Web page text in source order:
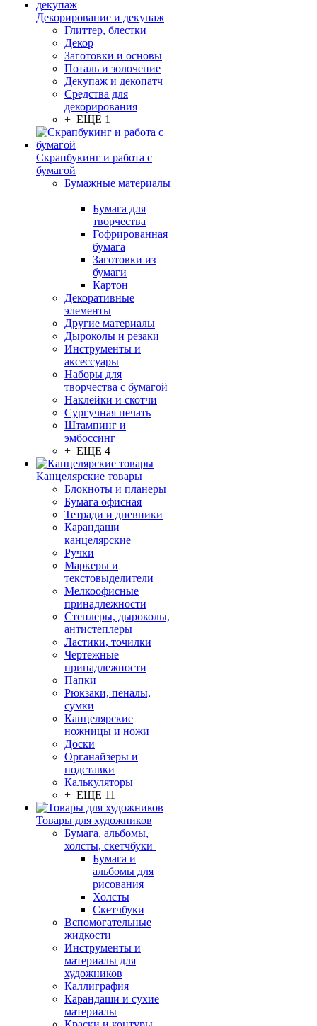
Декорирование и декупаж
Глиттер, блестки
Декор
Заготовки и основы
Поталь и золочение
Декупаж и декопатч
Средства для
декорирования
+ ЕЩЕ 1
Скрапбукинг и работа с
бумагой
Бумажные материалы
Бумага для
творчества
Гофрированная
бумага
Заготовки из
бумаги
Картон
Декоративные
элементы
Другие материалы
Дыроколы и резаки
Инструменты и
аксессуары
Наборы для
творчества с бумагой
Наклейки и скотчи
Сургучная печать
Штампинг и
эмбоссинг
+ ЕЩЕ 4
Канцелярские товары
Блокноты и планеры
Бумага офисная
Тетради и дневники
Карандаши
канцелярские
Ручки
Маркеры и
текстовыделители
Мелкоофисные
принадлежности
Степлеры, дыроколы,
антистеплеры
Ластики, точилки
Чертежные
принадлежности
Папки
Рюкзаки, пеналы,
сумки
Канцелярские
ножницы и ножи
Доски
Органайзеры и
подставки
Калькуляторы
+ ЕЩЕ 11
Товары для художников
Бумага, альбомы,
холсты, скетчбуки
Бумага и
альбомы для
рисования
Холсты
Скетчбуки
Вспомогательные
жидкости
Инструменты и
материалы для
художников
Каллиграфия
Карандаши и сухие
материалы